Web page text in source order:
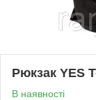
Рюкзак YES
В наявності